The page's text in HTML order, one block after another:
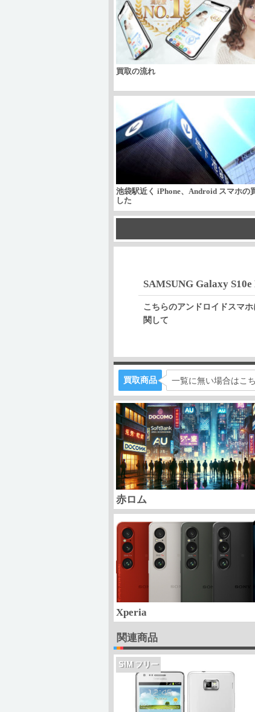
買取の流れ
池袋駅近く iPhone、Android スマホの
した
SAMSUNG Galaxy
こちらのアンドロイドスマホ
関して
買取商品 一覧に無い場合はこ
赤ロム
Xperia
関連商品
SIM フリー